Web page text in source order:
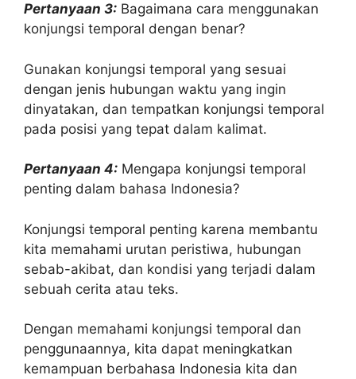
Pertanyaan 3: Bagaimana cara menggunakan
konjungsi temporal dengan benar?
Gunakan konjungsi temporal yang sesuai
dengan jenis hubungan waktu yang ingin
dinyatakan, dan tempatkan konjungsi temporal
pada posisi yang tepat dalam kalimat.
Pertanyaan 4: Mengapa konjungsi temporal
penting dalam bahasa Indonesia?
Konjungsi temporal penting karena membantu
kita memahami urutan peristiwa, hubungan
sebab-akibat, dan kondisi yang terjadi dalam
sebuah cerita atau teks.
Dengan memahami konjungsi temporal dan
penggunaannya, kita dapat meningkatkan
kemampuan berbahasa Indonesia kita dan